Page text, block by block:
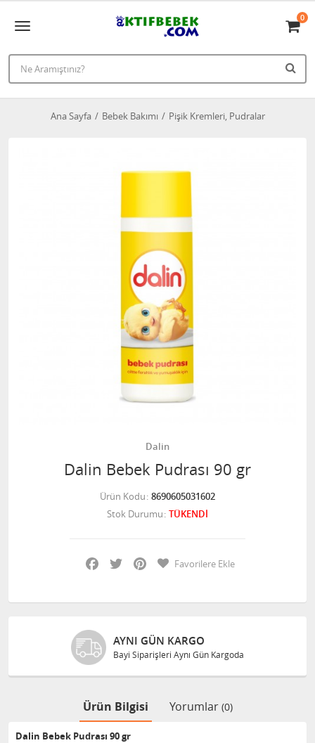
0
Ana Sayfa Bebek Bakımı Pişik Kremleri, Pudralar
Dalin
Dalin Bebek Pudrası 90 gr
Ürün Kodu 8690605031602
Stok Durumu TÜKENDİ
Facebook
Twitter PinterestFavorilere Ekle
AYNI GÜN KARGO
Bayi Siparişleri Aynı Gün Kargoda
Ürün Bilgisi Yorumlar (0)
Dalin Bebek Pudrası 90 gr